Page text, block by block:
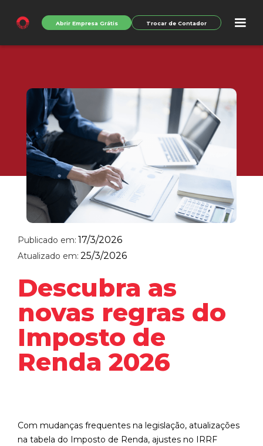
Abrir Empresa Grátis Trocar de Contador
Publicado em: 17/3/2026
Atualizado em: 25/3/2026
Descubra as
novas regras do
Imposto de
Renda 2026
Com mudanças frequentes na legislação, atualizações
na tabela do Imposto de Renda, ajustes no IRRF